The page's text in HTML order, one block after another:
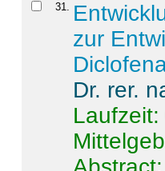
31.
zur
Dr. rer.